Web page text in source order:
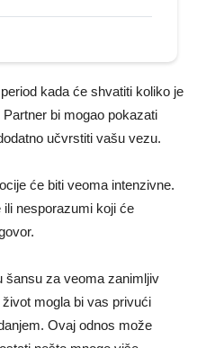
kada će shvatiti koliko je
bi mogao pokazati
učvrstiti vašu vezu.
će biti veoma intenzivne.
nesporazumi koji će
šansu za veoma zanimljiv
mogla bi vas privući
Ovaj odnos može